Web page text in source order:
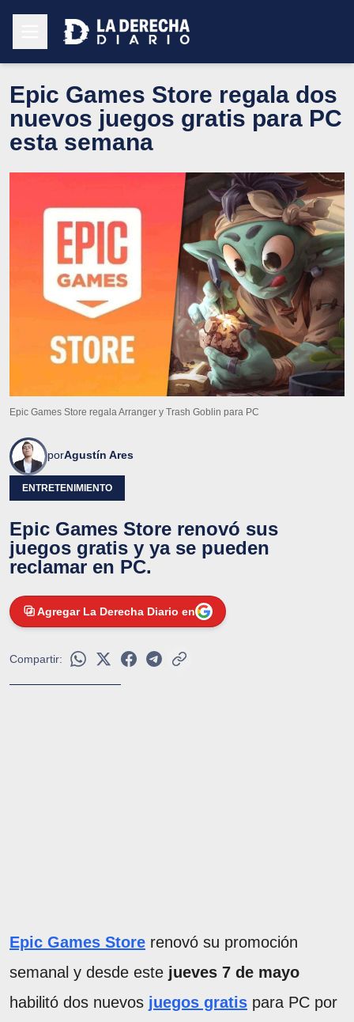
Epic Games Store regala dos
nuevos juegos gratis para PC
esta semana
Epic Games Store regala Arranger y Trash Goblin para PC
porAgustín Ares
ENTRETENIMIENTO
Epic Games Store renovó sus
juegos gratis y ya se pueden
reclamar en PC.
Agregar La Derecha Diario en
Compartir:
Epic Games Store renovó su promoción
semanal y desde este jueves 7 de mayo
habilitó dos nuevos juegos gratis para PC por